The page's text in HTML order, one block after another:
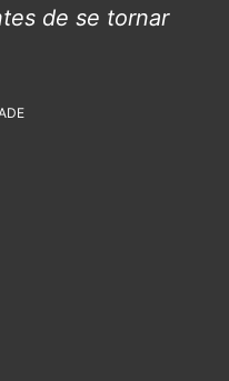
de se tornar